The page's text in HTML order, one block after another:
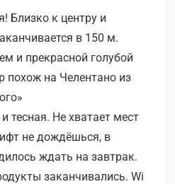
Близко к центру и
в 150 м.
и прекрасной голубой
похож на Челентано из
тесная. Не хватает мест
не дождёшься, в
ждать на завтрак.
заканчивались. Wi